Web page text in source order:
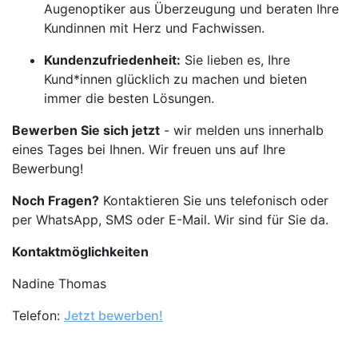
Augenoptiker aus Überzeugung und beraten Ihre
Kundinnen mit Herz und Fachwissen.
Kundenzufriedenheit: Sie lieben es, Ihre
Kund*innen glücklich zu machen und bieten
immer die besten Lösungen.
Bewerben Sie sich jetzt - wir melden uns innerhalb
eines Tages bei Ihnen. Wir freuen uns auf Ihre
Bewerbung!
Noch Fragen? Kontaktieren Sie uns telefonisch oder
per WhatsApp, SMS oder E-Mail. Wir sind für Sie da.
Kontaktmöglichkeiten
Nadine Thomas
Telefon: Jetzt bewerben!